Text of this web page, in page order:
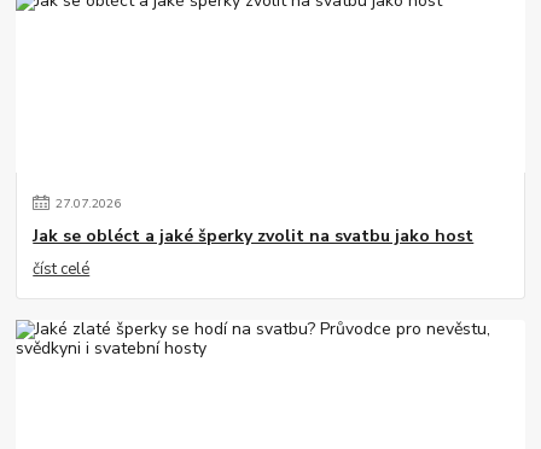
27.07.2026
Jak se obléct a jaké šperky zvolit na svatbu jako host
číst celé